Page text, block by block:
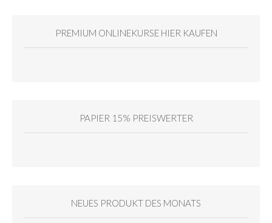
PREMIUM ONLINEKURSE HIER KAUFEN
PAPIER 15% PREISWERTER
NEUES PRODUKT DES MONATS